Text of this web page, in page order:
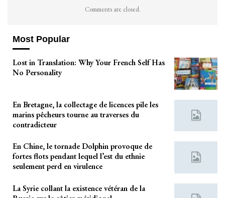
Comments are closed.
Most Popular
Lost in Translation: Why Your French Self Has
No Personality
En Bretagne, la collectage de licences pile les
marins pêcheurs tourne au traverses du
contradicteur
En Chine, le tornade Dolphin provoque de
fortes flots pendant lequel l’est du ethnie
seulement perd en virulence
La Syrie collant la existence vétéran de la